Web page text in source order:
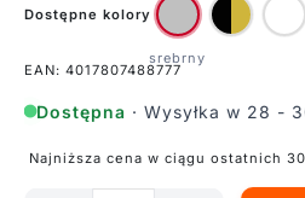
Dostępne kolory
EAN: 4017807488777
Dostępna · Wysyłka w 28 -
Najniższa cena w ciągu ostatnich